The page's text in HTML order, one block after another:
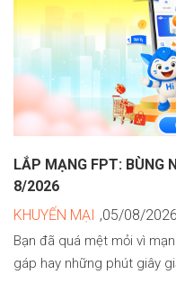
LẮP MẠNG FPT: BÙNG
8/2026
KHUYẾN MẠI ,05/08/
Bạn đã quá mệt mỏi vì
gáp hay những phút giây